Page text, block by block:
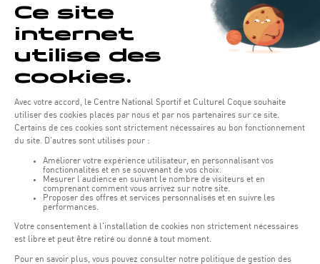
Horaires d'ouverture du batiment de la Coque :
Lundi - vendredi : 06h30 - 22h00
Weekend : 07h30 - 19h00
Pensez à vous informer des horaires d'ouverture de chaque activité.
Accès :
COQUE • 2 rue Léon Hengen, Luxembourg (L-1745)
Transport en commun: Arrêt Tram "Coque"